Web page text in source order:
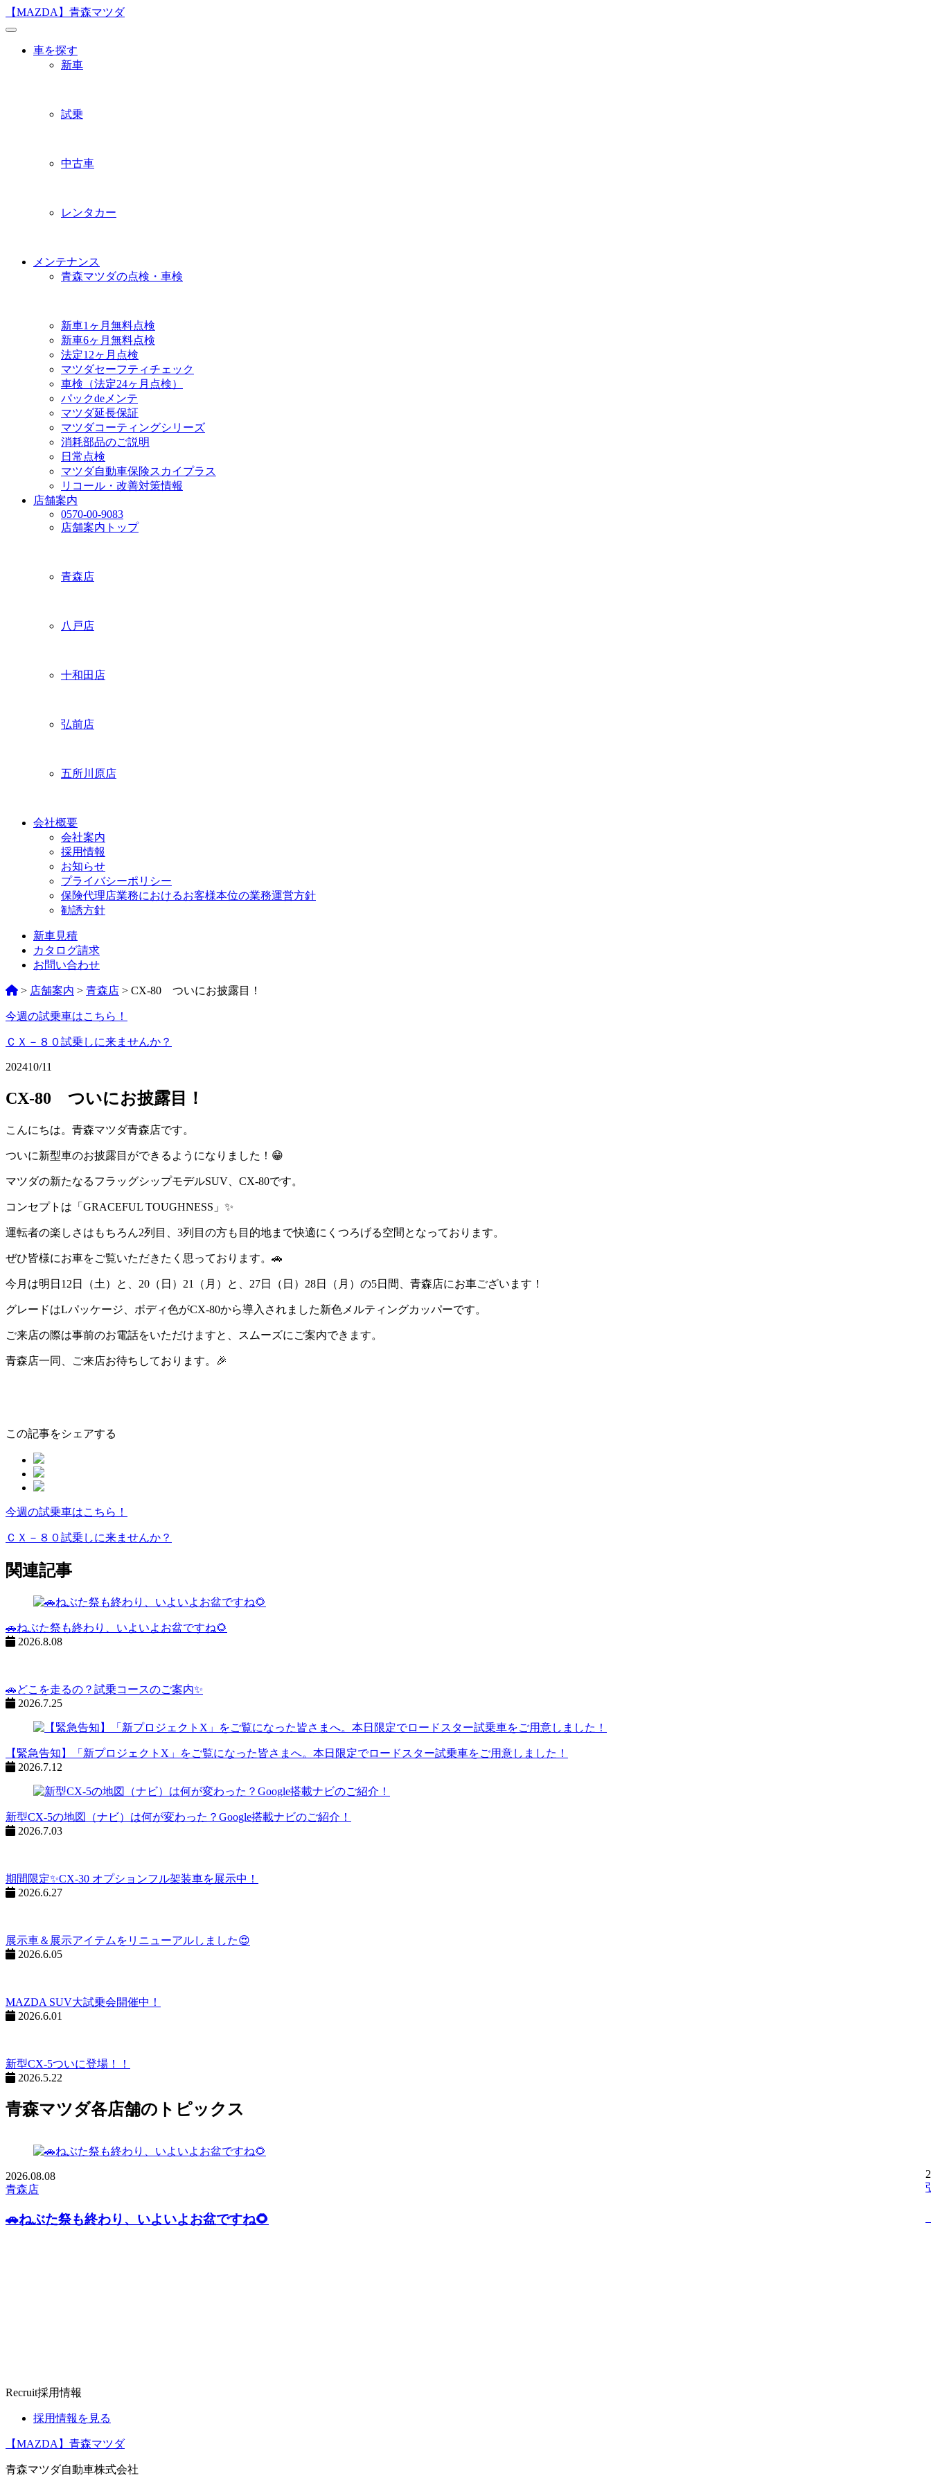
Skip
content
【MAZDA】青森マツダ
車を探す
新車
試乗
中古車
レンタカー
メンテナンス
青森マツダの点検・車検
新車1ヶ月無料点検
新車6ヶ月無料点検
法定12ヶ月点検
マツダセーフティチェック
車検（法定24ヶ月点検）
パックdeメンテ
マツダ延長保証
マツダコーティングシリーズ
消耗部品のご説明
日常点検
マツダ自動車保険スカイプラス
リコール・改善対策情報
店舗案内
0570-00-9083
店舗案内トップ
青森店
八戸店
十和田店
弘前店
五所川原店
会社概要
会社案内
採用情報
お知らせ
プライバシーポリシー
保険代理店業務におけるお客様本位の業務運営方針
勧誘方針
新車見積
カタログ請求
お問い合わせ
> 店舗案内 > 青森店 > CX-80 ついにお披露目！
ペ
ー
ジ
ー
シ
ョ
ン
今週の試乗車はこちら！
ＣＸ－８０試乗しに来ませんか？
202410/11
CX-80 ついにお披露目！
こんにちは。青森マツダ青森店です。
ついに新型車のお披露目ができるようになりました！😁
マツダの新たなるフラッグシップモデルSUV、CX-80です。
コンセプトは「GRACEFUL TOUGHNESS」✨
運転者の楽しさはもちろん2列目、3列目の方も目的地まで快適にくつろげる空間となっております。
ぜひ皆様にお車をご覧いただきたく思っております。🚗
今月は明日12日（土）と、20（日）21（月）と、27日（日）28日（月）の5日間、青森店にお車ございます！
グレードはLパッケージ、ボディ色がCX-80から導入されました新色メルティングカッパーです。
ご来店の際は事前のお電話をいただけますと、スムーズにご案内できます。
青森店一同、ご来店お待ちしております。🎉
この記事をシェアする
ペ
ー
ジ
ネ
シ
ョ
%title
今週の試乗車はこちら！
ＣＸ－８０試乗しに来ませんか？
関連記事
🚗ねぶた祭も終わり、いよいよお盆ですね🌻
2026.8.08
🚗どこを走るの？試乗コースのご案内✨
2026.7.25
【緊急告知】「新プロジェクトX」をご覧になった皆さまへ。本日限定でロードスター試乗車をご用意しました！
2026.7.12
新型CX-5の地図（ナビ）は何が変わった？Google搭載ナビのご紹介！
2026.7.03
期間限定✨CX-30 オプションフル架装車を展示中！
2026.6.27
展示車＆展示アイテムをリニューアルしました😍
2026.6.05
MAZDA SUV大試乗会開催中！
2026.6.01
新型CX-5ついに登場！！
2026.5.22
青森マツダ各店舗のトピックス
2026.08.08
青森店
🚗ねぶた祭も終わり、いよいよお盆ですね🌻
Recruit採用情報
採用情報を見る
【MAZDA】青森マツダ
青森マツダ自動車株式会社